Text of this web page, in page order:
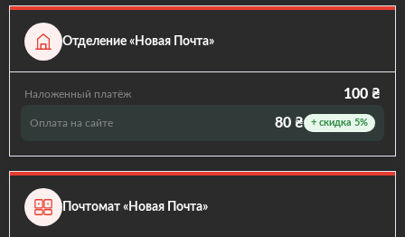
Отделение «Новая Почта»
Наложенный платёж 100 ₴
Оплата на сайте 80 ₴ + скидка 5%
Почтомат «Новая Почта»